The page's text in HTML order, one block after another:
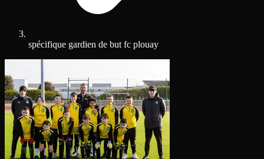
spécifique gardien de but fc plouay